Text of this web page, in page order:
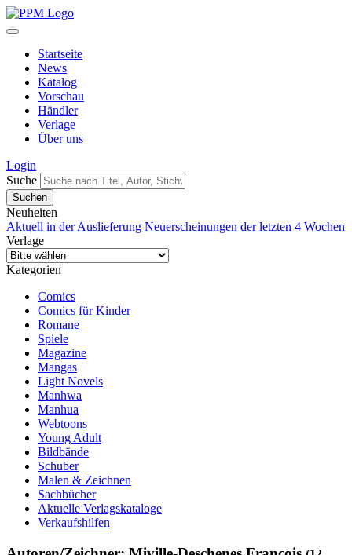
Startseite
News
Katalog
Vorschau
Händler
Verlage
Über uns
Login
Suche
Neuheiten
Aktuell in der Auslieferung Neuerscheinungen der letzten 4 Wochen
Verlage
Kategorien
Comics
Comics für Kinder
Romane
Spiele
Magazine
Mangas
Light Novels
Manhwa
Manhua
Webtoons
Young Adult
Bildbände
Schuber
Malen & Zeichnen
Sachbücher
Aktuelle Verlagskataloge
Verkaufshilfen